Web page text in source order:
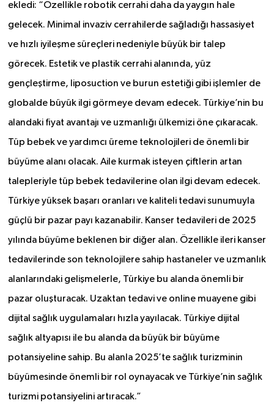
ekledi: “Özellikle robotik cerrahi daha da yaygın hale
gelecek. Minimal invaziv cerrahilerde sağladığı hassasiyet
ve hızlı iyileşme süreçleri nedeniyle büyük bir talep
görecek. Estetik ve plastik cerrahi alanında, yüz
gençleştirme, liposuction ve burun estetiği gibi işlemler de
globalde büyük ilgi görmeye devam edecek. Türkiye’nin bu
alandaki fiyat avantajı ve uzmanlığı ülkemizi öne çıkaracak.
Tüp bebek ve yardımcı üreme teknolojileri de önemli bir
büyüme alanı olacak. Aile kurmak isteyen çiftlerin artan
talepleriyle tüp bebek tedavilerine olan ilgi devam edecek.
Türkiye yüksek başarı oranları ve kaliteli tedavi sunumuyla
güçlü bir pazar payı kazanabilir. Kanser tedavileri de 2025
yılında büyüme beklenen bir diğer alan. Özellikle ileri kanser
tedavilerinde son teknolojilere sahip hastaneler ve uzmanlık
alanlarındaki gelişmelerle, Türkiye bu alanda önemli bir
pazar oluşturacak. Uzaktan tedavi ve online muayene gibi
dijital sağlık uygulamaları hızla yayılacak. Türkiye dijital
sağlık altyapısı ile bu alanda da büyük bir büyüme
potansiyeline sahip. Bu alanla 2025’te sağlık turizminin
büyümesinde önemli bir rol oynayacak ve Türkiye’nin sağlık
turizmi potansiyelini artıracak.”